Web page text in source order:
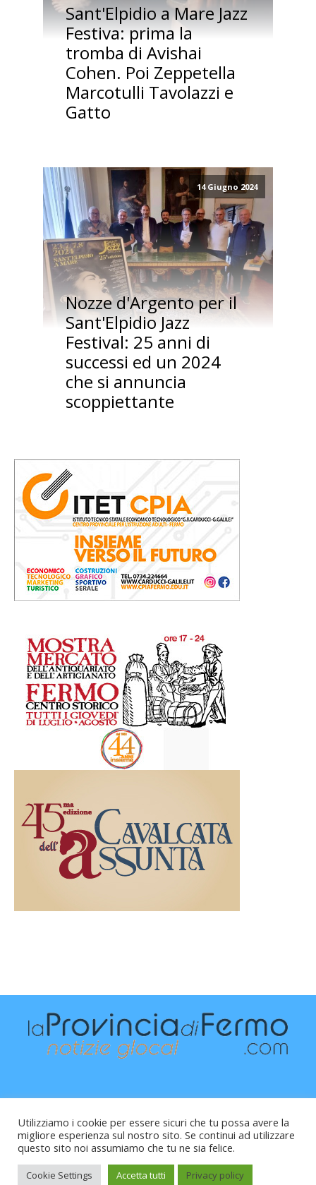
Sant'Elpidio a Mare Jazz
Festiva: prima la
tromba di Avishai
Cohen. Poi Zeppetella
Marcotulli Tavolazzi e
Gatto
14 Giugno 2024
Nozze d'Argento per il
Sant'Elpidio Jazz
Festival: 25 anni di
successi ed un 2024
che si annuncia
scoppiettante
Raffaele Vitali - via Leopardi 10 - 61121 Pesaro (PU) -
Cod.Fisc VTLRFL77B02L500Y - Testata giornalistica, aut.
Utilizziamo i cookie per essere sicuri che tu possa avere la
migliore esperienza sul nostro sito. Se continui ad utilizzare
questo sito noi assumiamo che tu ne sia felice.
Cookie Settings Accetta tutti Privacy policy